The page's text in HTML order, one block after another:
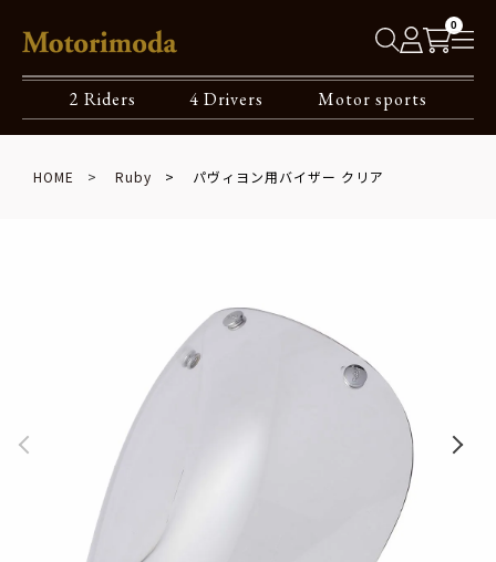
0
2 Riders 4 Drivers Motor sports
HOME Ruby パヴィヨン用バイザー クリア